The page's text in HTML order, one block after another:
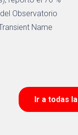
Observatorio
Name
Ir a todas